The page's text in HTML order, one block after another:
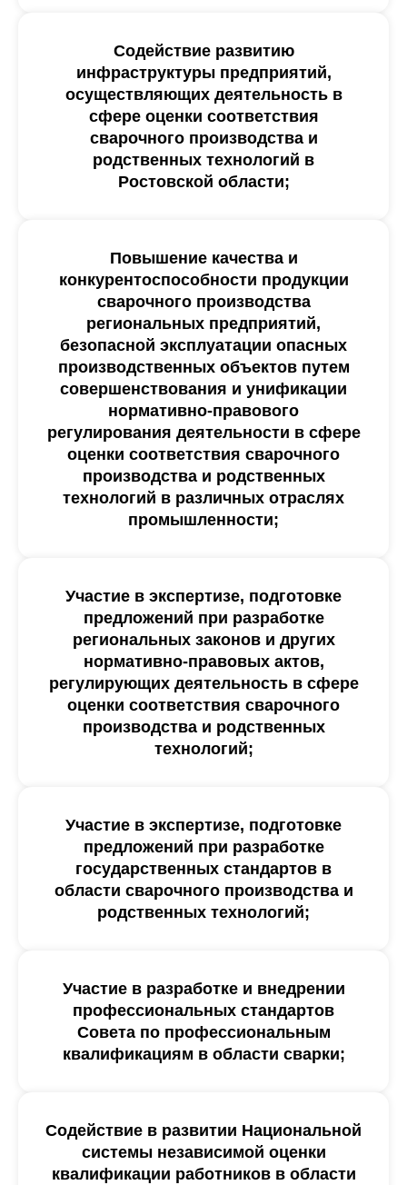
Содействие развитию
инфраструктуры предприятий,
осуществляющих деятельность в
сфере оценки соответствия
сварочного производства и
родственных технологий в
Ростовской области;
Повышение качества и
конкурентоспособности продукции
сварочного производства
региональных предприятий,
безопасной эксплуатации опасных
производственных объектов путем
совершенствования и унификации
нормативно-правового
регулирования деятельности в сфере
оценки соответствия сварочного
производства и родственных
технологий в различных отраслях
промышленности;
Участие в экспертизе, подготовке
предложений при разработке
региональных законов и других
нормативно-правовых актов,
регулирующих деятельность в сфере
оценки соответствия сварочного
производства и родственных
технологий;
Участие в экспертизе, подготовке
предложений при разработке
государственных стандартов в
области сварочного производства и
родственных технологий;
Участие в разработке и внедрении
профессиональных стандартов
Совета по профессиональным
квалификациям в области сварки;
Содействие в развитии Национальной
системы независимой оценки
квалификации работников в области